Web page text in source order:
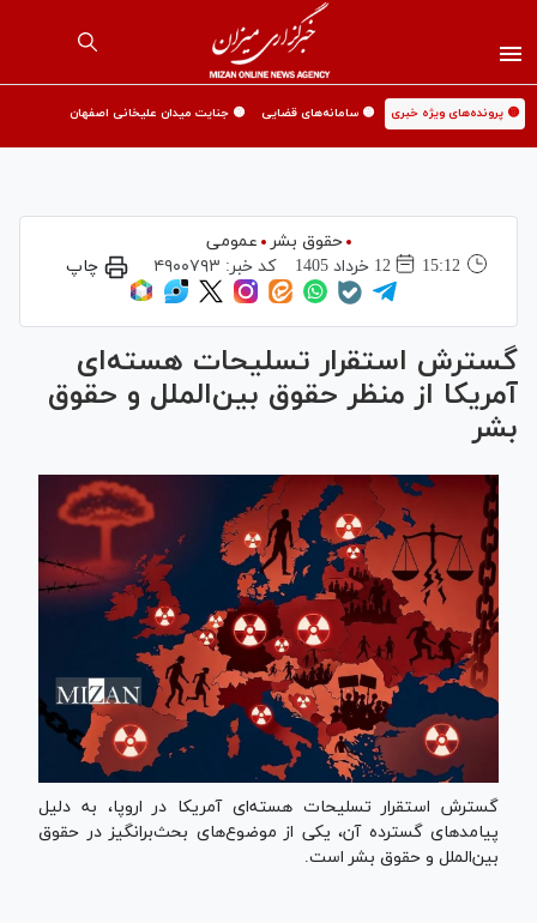
🟡 پرونده‌های ویژه خبری 🟡 سامانه‌های قضایی 🟡 جنایت میدان علیخانی اصفهان
حقوق بشر
عمومی
15:12
12 خرداد 1405 کد خبر: ۴۹۰۰۷۹۳ چاپ
گسترش استقرار تسلیحات هسته‌ای
آمریکا از منظر حقوق بین‌الملل و حقوق
بشر
گسترش استقرار تسلیحات هسته‌ای آمریکا در اروپا، به دلیل
پیامدهای گسترده آن، یکی از موضوع‌های بحث‌برانگیز در حقوق
بین‌الملل و حقوق بشر است.